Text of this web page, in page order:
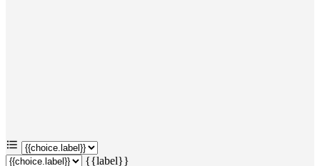
{{label}}